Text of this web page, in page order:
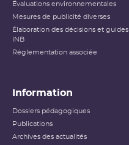
Évaluations environnementales
Mesures de publicité diverses
Élaboration des décisions et guides
INB
Réglementation associée
Information
Dossiers pédagogiques
Publications
Archives des actualités